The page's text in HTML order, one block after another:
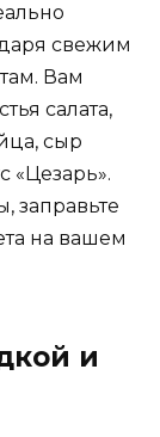
свежим
Вам
салата,
сыр
«Цезарь».
заправьте
на вашем
и